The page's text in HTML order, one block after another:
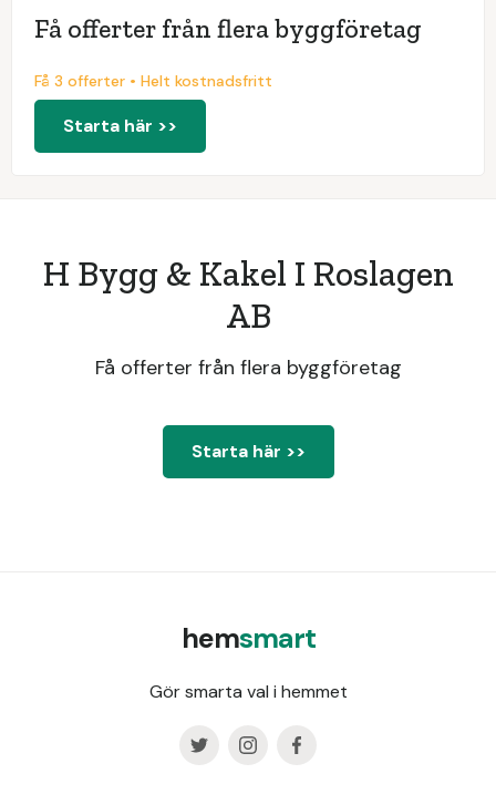
Få offerter från flera byggföretag
Få 3 offerter • Helt kostnadsfritt
Starta här >>
H Bygg & Kakel I Roslagen
AB
Få offerter från flera byggföretag
Starta här >>
hemsmart
Gör smarta val i hemmet